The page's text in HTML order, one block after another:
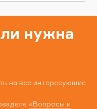
нужна
на все интересующие
«Вопросы и